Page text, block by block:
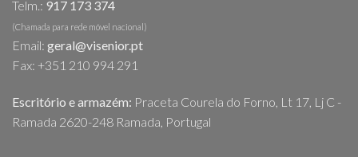
Telm.: 917 173 374
(Chamada para rede móvel nacional)
Email: geral@visenior.pt
Fax: +351 210 994 291
Escritório e armazém: Praceta Courela do Forno, Lt 17, Lj C -
Ramada 2620-248 Ramada, Portugal